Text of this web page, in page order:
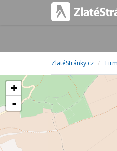
ZlatéStránky.cz
+
-